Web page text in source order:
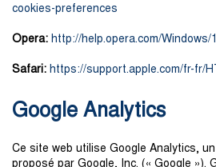
cookies-preferences
Opera: http://help.opera.com/Windows/
Safari: https://support.apple.com/fr-fr/
Google Analytics
Ce site web utilise Google Analytics,
proposé par Google, Inc. (« Google »).